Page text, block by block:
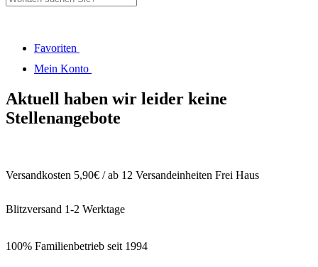
Favoriten
Mein Konto
Aktuell haben wir leider keine
Stellenangebote
Versandkosten 5,90€ / ab 12 Versandeinheiten Frei Haus
Blitzversand 1-2 Werktage
100% Familienbetrieb seit 1994